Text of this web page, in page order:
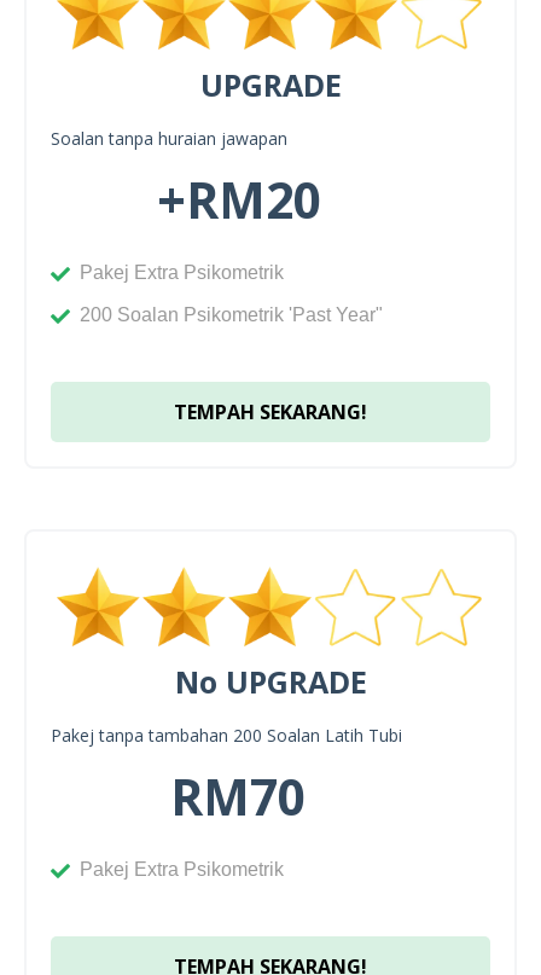
UPGRADE
Soalan tanpa huraian jawapan
+RM20
Pakej Extra Psikometrik
200 Soalan Psikometrik 'Past Year"
TEMPAH SEKARANG!
No UPGRADE
Pakej tanpa tambahan 200 Soalan Latih Tubi
RM70
Pakej Extra Psikometrik
TEMPAH SEKARANG!